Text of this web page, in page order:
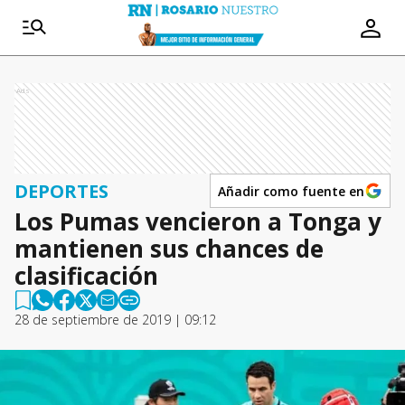
Ads
DEPORTES Añadir como fuente en
Los Pumas vencieron a Tonga y
mantienen sus chances de
clasificación
28 de septiembre de 2019 | 09:12